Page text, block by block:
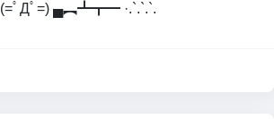
(=ﾟДﾟ=) ▄︻┻┳━ ·.`.`.`.